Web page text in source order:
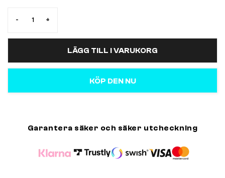
- +
LÄGG TILL I VARUKORG
KÖP DEN NU
Garantera säker och säker utcheckning